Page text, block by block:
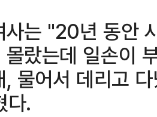
사는 "20년 동안
랐는데 일손이
물어서 데리고
다.